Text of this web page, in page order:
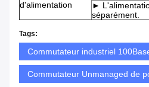
d'alimentation
►
séparément.
Tags:
Commutateur industriel
Commutateur Unmanaged de